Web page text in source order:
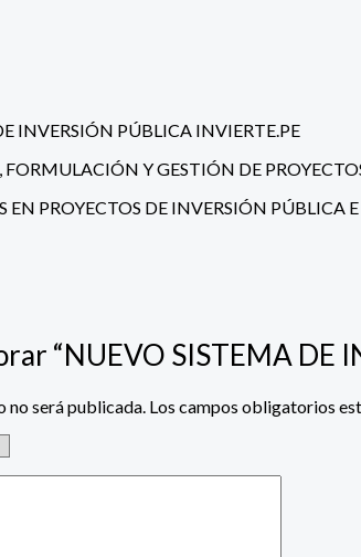
INVERSIÓN PÚBLICA INVIERTE.PE
Y GESTIÓN DE
EN PROYECTOS DE INVERSIÓN PÚBLICA
“NUEVO SISTEMA DE
no será publicada. Los campos obligatorios